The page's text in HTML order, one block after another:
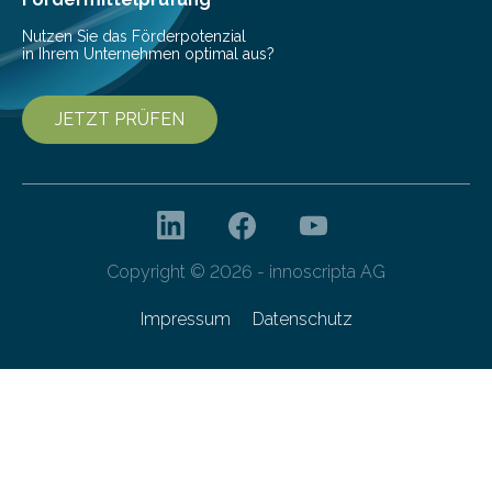
Nutzen Sie das Förderpotenzial
in Ihrem Unternehmen optimal aus?
JETZT PRÜFEN
Copyright © 2026 - innoscripta AG
Impressum Datenschutz